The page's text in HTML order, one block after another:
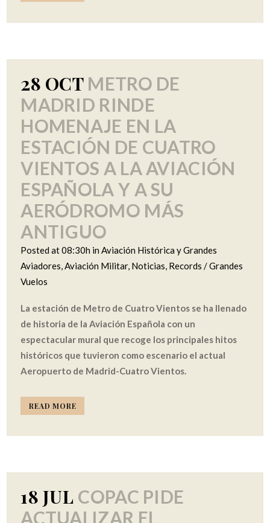
28 OCT METRO DE
MADRID RINDE
HOMENAJE EN LA
ESTACIÓN DE CUATRO
VIENTOS A LA AVIACIÓN
ESPAÑOLA Y A SU
AERÓDROMO MÁS
ANTIGUO
Posted at 08:30h inAviación Histórica y Grandes
Aviadores,Aviación Militar, Noticias, Records / Grandes
Vuelos
La estación de Metro de Cuatro Vientos se ha llenado
de historia de la Aviación Española con un
espectacular mural que recoge los principales hitos
históricos que tuvieron como escenario el actual
Aeropuerto de Madrid-Cuatro Vientos.
READ MORE
18 JUL COPAC PIDE
ACTUALIZAR EL